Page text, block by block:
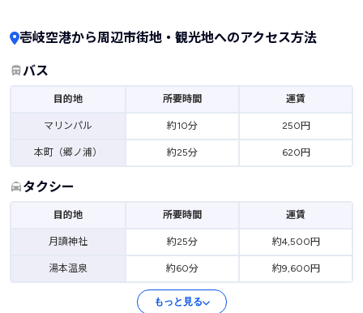
壱岐空港から周辺市街地・観光地へのアクセス方法
バス
目的地 所要時間 運賃
マリンパル 約10分 250円
本町（郷ノ浦） 約25分 620円
タクシー
目的地 所要時間 運賃
月讀神社 約25分 約4,500円
湯本温泉 約60分 約9,600円
もっと見る